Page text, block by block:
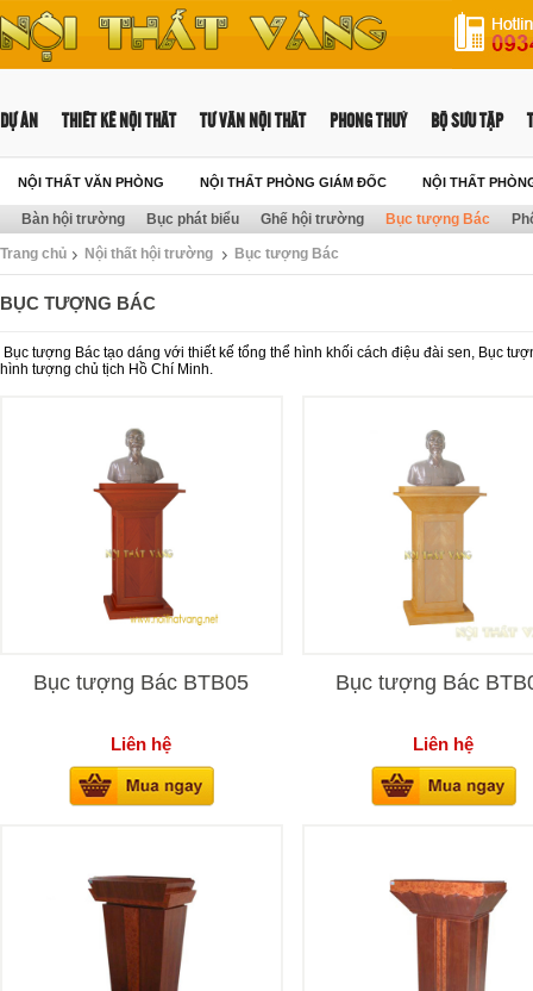
DỰ ÁN THIẾT KẾ NỘI THẤT TƯ VẤN NỘI THẤT PHONG THUỶ BỘ SƯU TẬP
NỘI THẤT VĂN PHÒNG NỘI THẤT PHÒNG GIÁM ĐỐC NỘI THẤT
Bàn hội trường Bục phát biểu Ghế hội trường Bục tượng Bác
Trang chủ Nội thất hội trường Bục tượng Bác
BỤC TƯỢNG BÁC
Bục tượng Bác tạo dáng với thiết kế tổng thể hình khối cách điệu đài sen, Bục
hình tượng chủ tịch Hồ Chí Minh.
Bục tượng Bác BTB05
Liên hệ
Bục tượng Bác
Liên hệ